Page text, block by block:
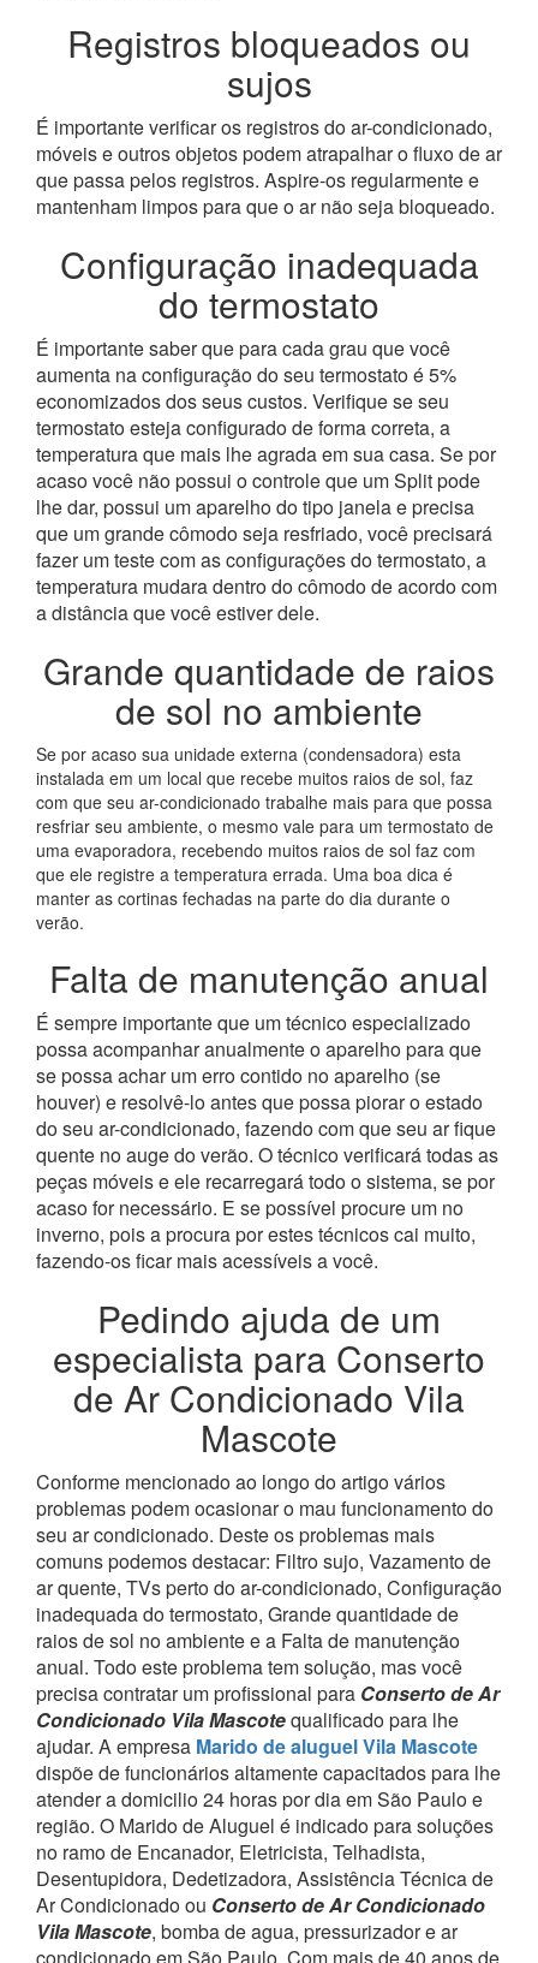
Registros bloqueados ou
sujos
É importante verificar os registros do ar-condicionado,
móveis e outros objetos podem atrapalhar o fluxo de ar
que passa pelos registros. Aspire-os regularmente e
mantenham limpos para que o ar não seja bloqueado.
Configuração inadequada
do termostato
É importante saber que para cada grau que você
aumenta na configuração do seu termostato é 5%
economizados dos seus custos. Verifique se seu
termostato esteja configurado de forma correta, a
temperatura que mais lhe agrada em sua casa. Se por
acaso você não possui o controle que um Split pode
lhe dar, possui um aparelho do tipo janela e precisa
que um grande cômodo seja resfriado, você precisará
fazer um teste com as configurações do termostato, a
temperatura mudara dentro do cômodo de acordo com
a distância que você estiver dele.
Grande quantidade de raios
de sol no ambiente
Se por acaso sua unidade externa (condensadora) esta
instalada em um local que recebe muitos raios de sol, faz
com que seu ar-condicionado trabalhe mais para que possa
resfriar seu ambiente, o mesmo vale para um termostato de
uma evaporadora, recebendo muitos raios de sol faz com
que ele registre a temperatura errada. Uma boa dica é
manter as cortinas fechadas na parte do dia durante o
verão.
Falta de manutenção anual
É sempre importante que um técnico especializado
possa acompanhar anualmente o aparelho para que
se possa achar um erro contido no aparelho (se
houver) e resolvê-lo antes que possa piorar o estado
do seu ar-condicionado, fazendo com que seu ar fique
quente no auge do verão. O técnico verificará todas as
peças móveis e ele recarregará todo o sistema, se por
acaso for necessário. E se possível procure um no
inverno, pois a procura por estes técnicos cai muito,
fazendo-os ficar mais acessíveis a você.
Pedindo ajuda de um
especialista para Conserto
de Ar Condicionado Vila
Mascote
Conforme mencionado ao longo do artigo vários
problemas podem ocasionar o mau funcionamento do
seu ar condicionado. Deste os problemas mais
comuns podemos destacar: Filtro sujo, Vazamento de
ar quente, TVs perto do ar-condicionado, Configuração
inadequada do termostato, Grande quantidade de
raios de sol no ambiente e a Falta de manutenção
anual. Todo este problema tem solução, mas você
precisa contratar um profissional para Conserto de Ar
Condicionado Vila Mascotequalificado para lhe
ajudar. A empresa Marido de aluguel Vila Mascote
dispõe de funcionários altamente capacitados para lhe
atender a domicilio 24 horas por dia em São Paulo e
região. O Marido de Aluguel é indicado para soluções
no ramo de Encanador, Eletricista, Telhadista,
Desentupidora, Dedetizadora, Assistência Técnica de
Ar Condicionado ou Conserto de Ar Condicionado
Vila Mascote, bomba de agua, pressurizador e ar